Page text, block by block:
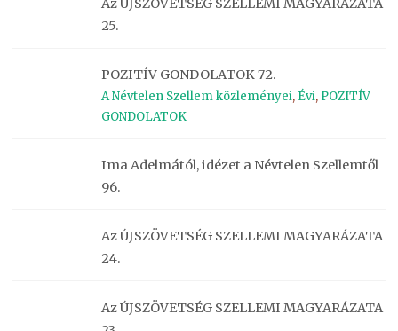
Az ÚJSZÖVETSÉG SZELLEMI MAGYARÁZATA
25.
POZITÍV GONDOLATOK 72.
A Névtelen Szellem közleményei, Évi, POZITÍV
GONDOLATOK
Ima Adelmától, idézet a Névtelen Szellemtől
96.
Az ÚJSZÖVETSÉG SZELLEMI MAGYARÁZATA
24.
Az ÚJSZÖVETSÉG SZELLEMI MAGYARÁZATA